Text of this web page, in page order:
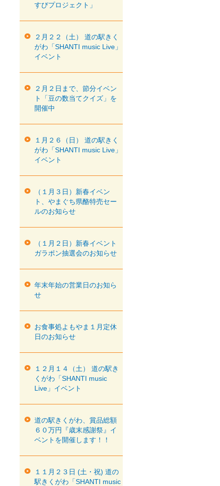
すびプロジェクト」
２月２２（土） 道の駅きく
がわ「SHANTI music Live」
イベント
２月２日まで、節分イベン
ト「豆の数当てクイズ」を
開催中
１月２６（日） 道の駅きく
がわ「SHANTI music Live」
イベント
（１月３日）新春イベン
ト、やまぐち県酪特売セー
ルのお知らせ
（１月２日）新春イベント
ガラポン抽選会のお知らせ
年末年始の営業日のお知ら
せ
お食事処よもやま１月定休
日のお知らせ
１２月１４（土） 道の駅き
くがわ「SHANTI music
Live」イベント
道の駅きくがわ、賞品総額
６０万円『歳末感謝祭』イ
ベントを開催します！！
１１月２３日 (土・祝) 道の
駅きくがわ「SHANTI music